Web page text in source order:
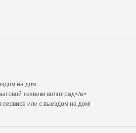
на дом.
техники волгоград</a>
сервисе или с выездом на дом!